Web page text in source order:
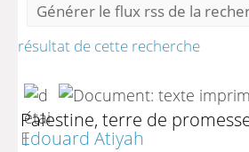
Générer le flux rss de la
résultat de cette recherche
Palestine, terre de
Edouard Atiyah